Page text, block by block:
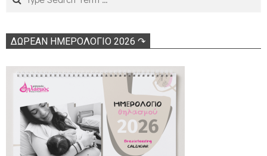
ΔΩΡΕΑΝ ΗΜΕΡΟΛΟΓΙΟ 2026 ↷